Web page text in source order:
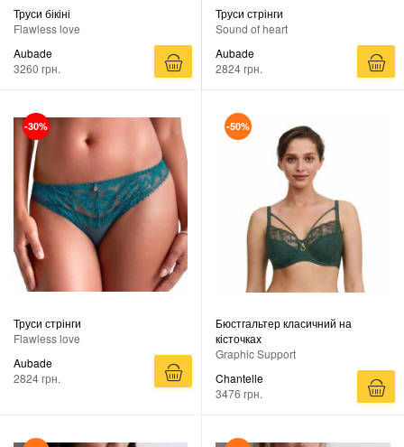
Труси бікіні
Flawless love
Aubade
3260 грн.
Труси стрінги
Sound of heart
Aubade
2824 грн.
-30%
Труси стрінги
Flawless love
Aubade
2824 грн.
-50%
Бюстгальтер класичний на
кісточках
Graphic Support
Chantelle
3476 грн.